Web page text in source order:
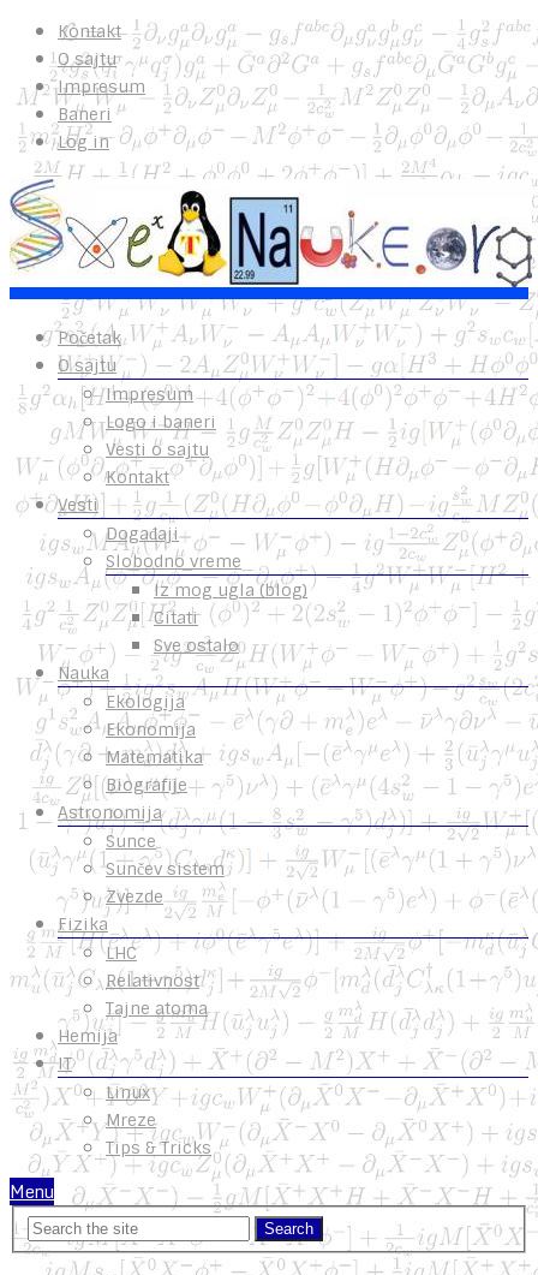
Kontakt
O sajtu
Impresum
Baneri
Log in
Početak
O sajtu
Impresum
Logo i baneri
Vesti o sajtu
Kontakt
Vesti
Događaji
Slobodno vreme
Iz mog ugla (blog)
Citati
Sve ostalo
Nauka
Ekologija
Ekonomija
Matematika
Biografije
Astronomija
Sunce
Sunčev sistem
Zvezde
Fizika
LHC
Relativnost
Tajne atoma
Hemija
IT
Linux
Mreze
Tips & Tricks
Menu